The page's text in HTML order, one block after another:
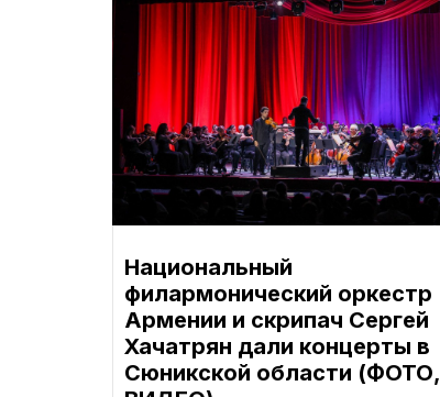
Национальный
филармонический оркестр
Армении и скрипач Сергей
Хачатрян дали концерты в
Сюникской области (ФОТО,